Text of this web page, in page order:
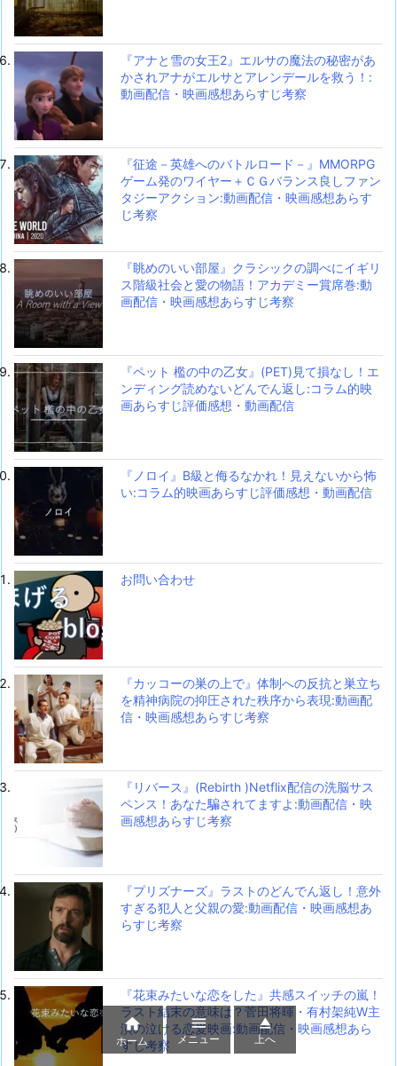
『アナと雪の女王2』エルサの魔法の秘密があ
かされアナがエルサとアレンデールを救う！:
動画配信・映画感想あらすじ考察
『征途－英雄へのバトルロード－』MMORPG
ゲーム発のワイヤー＋ＣＧバランス良しファン
タジーアクション:動画配信・映画感想あらす
じ考察
『眺めのいい部屋』クラシックの調べにイギリ
ス階級社会と愛の物語！アカデミー賞席巻:動
画配信・映画感想あらすじ考察
『ペット 檻の中の乙女』(PET)見て損なし！エ
ンディング読めないどんでん返し:コラム的映
画あらすじ評価感想・動画配信
『ノロイ』B級と侮るなかれ！見えないから怖
い:コラム的映画あらすじ評価感想・動画配信
お問い合わせ
『カッコーの巣の上で』体制への反抗と巣立ち
を精神病院の抑圧された秩序から表現:動画配
信・映画感想あらすじ考察
『リバース』(Rebirth )Netflix配信の洗脳サス
ペンス！あなた騙されてますよ:動画配信・映
画感想あらすじ考察
『プリズナーズ』ラストのどんでん返し！意外
すぎる犯人と父親の愛:動画配信・映画感想あ
らすじ考察
『花束みたいな恋をした』共感スイッチの嵐！
ラスト結末の意味は？菅田将暉・有村架純W主
演の泣ける恋愛映画:動画配信・映画感想あら
すじ考察

ホーム

メニュー

上へ